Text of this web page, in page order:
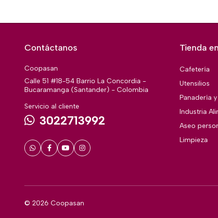
Contáctanos
Coopasan
Calle 51 #18-54 Barrio La Concordia -
Bucaramanga (Santander) - Colombia
Servicio al cliente
3022713992
Tienda
Cafetería
Utensilios
Panadería
Industria
Aseo
Limpieza
© 2026 Coopasan